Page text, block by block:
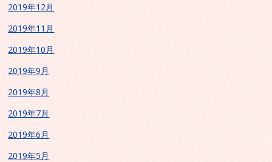
2019年12月
2019年11月
2019年10月
2019年9月
2019年8月
2019年7月
2019年6月
2019年5月